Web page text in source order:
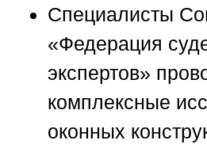
Специалисты
«Федерация
экспертов»
комплексные
оконных